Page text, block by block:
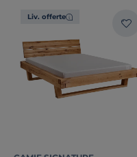
Liv. offerte